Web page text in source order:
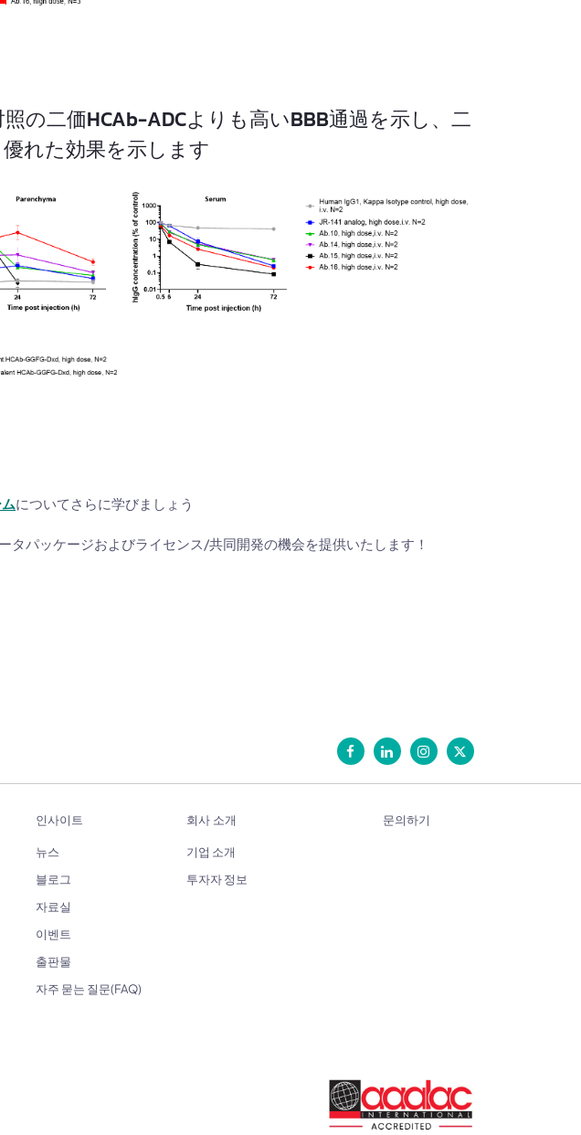
の二価HCAb-ADCよりも高いBBB通過を示し、二
れた効果を示します
についてさらに学びましょう
タパッケージおよびライセンス/共同開発の機会を提供いたします！
인사이트
뉴스
블로그
자료실
이벤트
출판물
자주 묻는 질문(FAQ)
회사 소개
기업 소개
투자자 정보
문의하기